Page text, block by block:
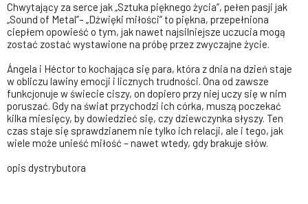
Chwytający za serce jak „Sztuka pięknego życia”, pełen pasji jak
„Sound of Metal”– „Dźwięki miłości” to piękna, przepełniona
ciepłem opowieść o tym, jak nawet najsilniejsze uczucia mogą
zostać zostać wystawione na próbę przez zwyczajne życie.
Ángela i Héctor to kochająca się para, która z dnia na dzień staje
w obliczu lawiny emocji i licznych trudności. Ona od zawsze
funkcjonuje w świecie ciszy, on dopiero przy niej uczy się w nim
poruszać. Gdy na świat przychodzi ich córka, muszą poczekać
kilka miesięcy, by dowiedzieć się, czy dziewczynka słyszy. Ten
czas staje się sprawdzianem nie tylko ich relacji, ale i tego, jak
wiele może unieść miłość – nawet wtedy, gdy brakuje słów.
opis dystrybutora